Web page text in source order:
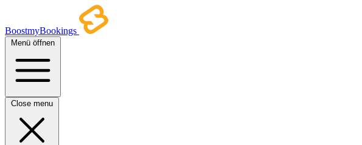
BoostmyBookings
Menü öffnen
Close menu